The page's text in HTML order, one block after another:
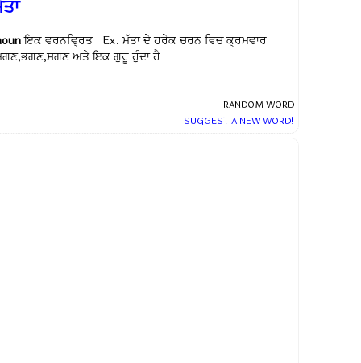
ਇਕ ਵਰਨਵ੍ਰਿਤ Ex. ਮੱਤਾ ਦੇ ਹਰੇਕ ਚਰਨ ਵਿਚ ਕ੍ਰਮਵਾਰ
ਅਤੇ ਇਕ ਗੁਰੂ ਹੁੰਦਾ ਹੈ
RANDOM WORD
SUGGEST A NEW WORD!